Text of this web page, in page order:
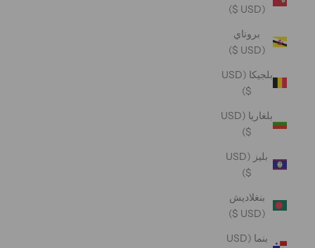
(USD $)
بروناي
(USD $)
بلجيكا (USD
$)
بلغاريا (USD
$)
بليز (USD
$)
بنغلاديش
(USD $)
بنما (USD